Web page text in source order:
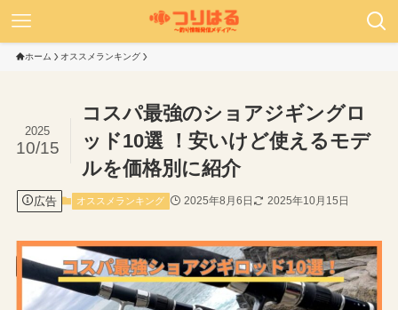
ホーム オススメランキング
コスパ最強のショアジギングロ
ッド10選 ！安いけど使えるモデ
ルを価格別に紹介
2025
10/15
広告 オススメランキング 2025年8月6日 2025年10月15日